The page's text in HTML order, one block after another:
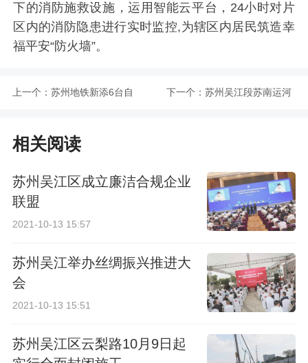
下的消防施救设施，运用智能云平台，24小时对片
区内的消防隐患进行实时监控,为辖区内居民筑造幸
福平安“防火墙”。
上一个： 苏州地铁新添6台自 下一个： 苏州吴江段苏南运河
相关阅读
苏州吴江区成立廉洁合规企业
联盟
2021-10-13 15:57
苏州吴江举办丝绸振兴推进大
会
2021-10-13 15:51
苏州吴江区云梨路10月9日起